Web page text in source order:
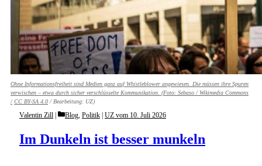
Ohne Informationsfreiheit sind Medien ganz auf Whistleblower angewiesen. Die müssen ihre Spuren
verwischen – etwa durch sicher verschlüsselte Kommunikation. (Foto: Sebaso / Wikimedia Commons
/ CC BY-SA 4.0 / Bearbeitung: UZ)
Im Dunkeln ist besser munkeln
Valentin Zill Categories
Blog, Politik UZ vom 10. Juli 2026